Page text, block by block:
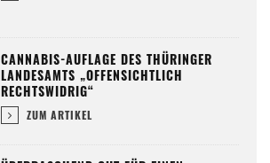
CANNABIS-AUFLAGE DES THÜRINGER
LANDESAMTS „OFFENSICHTLICH
RECHTSWIDRIG“
ZUM ARTIKEL